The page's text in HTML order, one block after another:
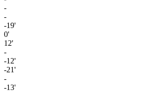
-
-
-19'
0'
12'
-
-12'
-21'
-
-13'